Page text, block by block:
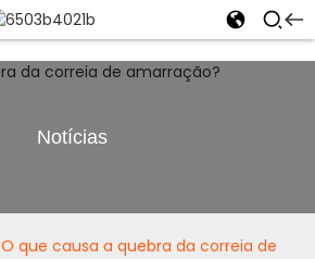
Notícias
O que causa a quebra da correia de